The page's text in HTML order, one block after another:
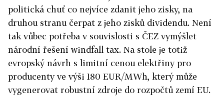
politická chuť co nejvíce zdanit jeho zisky, na
druhou stranu čerpat z jeho zisků dividendu. Není
tak vůbec potřeba v souvislosti s ČEZ vymýšlet
národní řešení windfall tax. Na stole je totiž
evropský návrh s limitní cenou elektřiny pro
producenty ve výši 180 EUR/MWh, který může
vygenerovat robustní zdroje do rozpočtů zemí EU.